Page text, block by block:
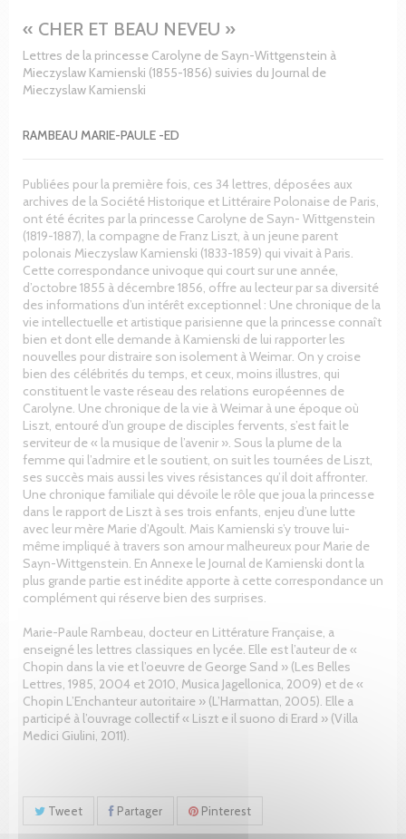
« CHER ET BEAU NEVEU »
Lettres de la princesse Carolyne de Sayn-Wittgenstein à
Mieczyslaw Kamienski (1855-1856) suivies du Journal de
Mieczyslaw Kamienski
RAMBEAU MARIE-PAULE -ED
Publiées pour la première fois, ces 34 lettres, déposées aux
archives de la Société Historique et Littéraire Polonaise de Paris,
ont été écrites par la princesse Carolyne de Sayn- Wittgenstein
(1819-1887), la compagne de Franz Liszt, à un jeune parent
polonais Mieczyslaw Kamienski (1833-1859) qui vivait à Paris.
Cette correspondance univoque qui court sur une année,
d’octobre 1855 à décembre 1856, offre au lecteur par sa diversité
des informations d’un intérêt exceptionnel : Une chronique de la
vie intellectuelle et artistique parisienne que la princesse connaît
bien et dont elle demande à Kamienski de lui rapporter les
nouvelles pour distraire son isolement à Weimar. On y croise
bien des célébrités du temps, et ceux, moins illustres, qui
constituent le vaste réseau des relations européennes de
Carolyne. Une chronique de la vie à Weimar à une époque où
Liszt, entouré d’un groupe de disciples fervents, s’est fait le
serviteur de « la musique de l’avenir ». Sous la plume de la
femme qui l’admire et le soutient, on suit les tournées de Liszt,
ses succès mais aussi les vives résistances qu’il doit affronter.
Une chronique familiale qui dévoile le rôle que joua la princesse
dans le rapport de Liszt à ses trois enfants, enjeu d’une lutte
avec leur mère Marie d’Agoult. Mais Kamienski s’y trouve lui-
même impliqué à travers son amour malheureux pour Marie de
Sayn-Wittgenstein. En Annexe le Journal de Kamienski dont la
plus grande partie est inédite apporte à cette correspondance un
complément qui réserve bien des surprises.
Marie-Paule Rambeau, docteur en Littérature Française, a
enseigné les lettres classiques en lycée. Elle est l’auteur de «
Chopin dans la vie et l’oeuvre de George Sand » (Les Belles
Lettres, 1985, 2004 et 2010, Musica Jagellonica, 2009) et de «
Chopin L’Enchanteur autoritaire » (L’Harmattan, 2005). Elle a
participé à l’ouvrage collectif « Liszt e il suono di Erard » (Villa
Medici Giulini, 2011).
Tweet Partager Pinterest